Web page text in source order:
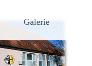
Galerie